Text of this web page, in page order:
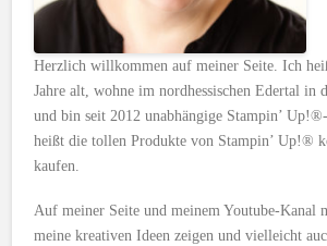
Herzlich willkommen auf meiner Seite. Ich
Jahre alt, wohne im nordhessischen Edertal in
und bin seit 2012 unabhängige Stampin’
heißt die tollen Produkte von Stampin’ Up!®
kaufen.
Auf meiner Seite und meinem Youtube-Kanal
meine kreativen Ideen zeigen und vielleicht